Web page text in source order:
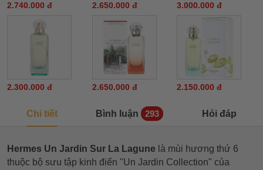
2.740.000 đ 2.650.000 đ 3.000.000 đ
2.300.000 đ 2.650.000 đ 2.150.000 đ
Chi tiết Bình luận 293 Hỏi đáp
Hermes Un Jardin Sur La Lagune là mùi hương thứ 6
thuộc bộ sưu tập kinh điển "Un Jardin Collection" của